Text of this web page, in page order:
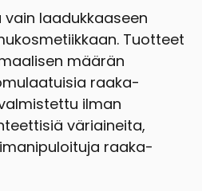
laadukkaaseen
Tuotteet
määrän
raaka-
ilman
väriaineita,
raaka-